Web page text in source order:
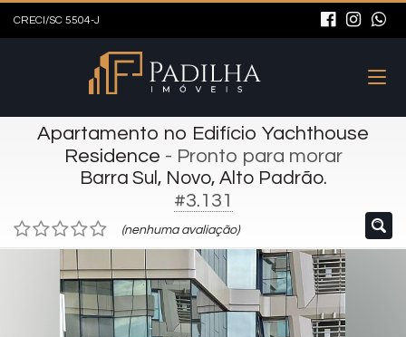
CRECI/SC 5504-J
Apartamento no Edifício Yachthouse
Residence - Pronto para morar
Barra Sul, Novo, Alto Padrão.
#3.131
(nenhuma avaliação)